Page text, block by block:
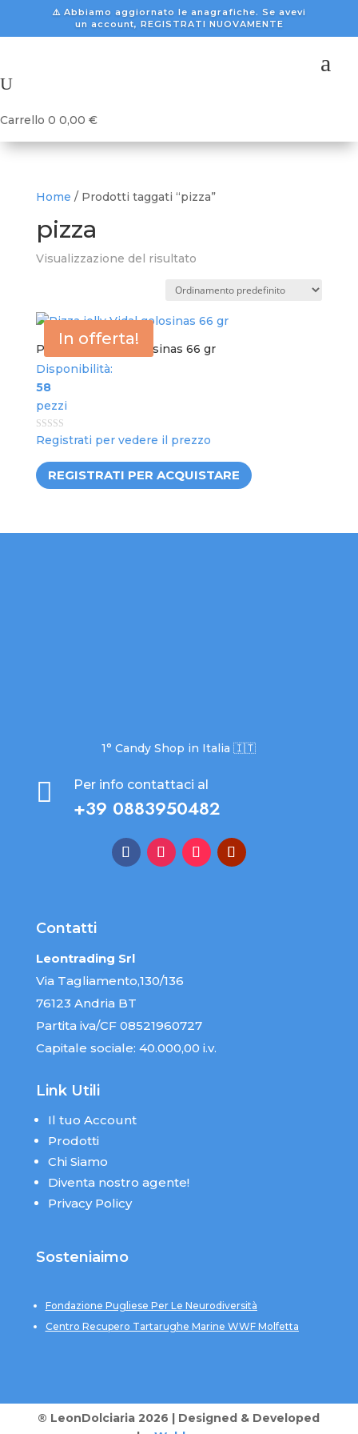
⚠️ Abbiamo aggiornato le anagrafiche. Se avevi
un account, REGISTRATI NUOVAMENTE
a
U
Carrello 0 0,00 €
Home / Prodotti taggati “pizza”
pizza
Visualizzazione del risultato
In offerta!
Pizza jelly Vidal golosinas 66 gr
Disponibilità:
58
pezzi
0
out
5
Registrati per vedere il prezzo
REGISTRATI PER ACQUISTARE
1° Candy Shop in Italia 🇮🇹
 Per info contattaci al
+39 0883950482
Contatti
Leontrading Srl
Via Tagliamento,130/136
76123 Andria BT
Partita iva/CF 08521960727
Capitale sociale: 40.000,00 i.v.
Link Utili
Il tuo Account
Prodotti
Chi Siamo
Diventa nostro agente!
Privacy Policy
Sosteniaimo
Fondazione Pugliese Per Le Neurodiversità
Centro Recupero Tartarughe Marine WWF Molfetta
® LeonDolciaria 2026 | Designed & Developed